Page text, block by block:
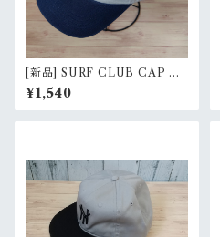
[新品] SURF CLUB CAP ア
メカジ キャップ RankS
¥1,540